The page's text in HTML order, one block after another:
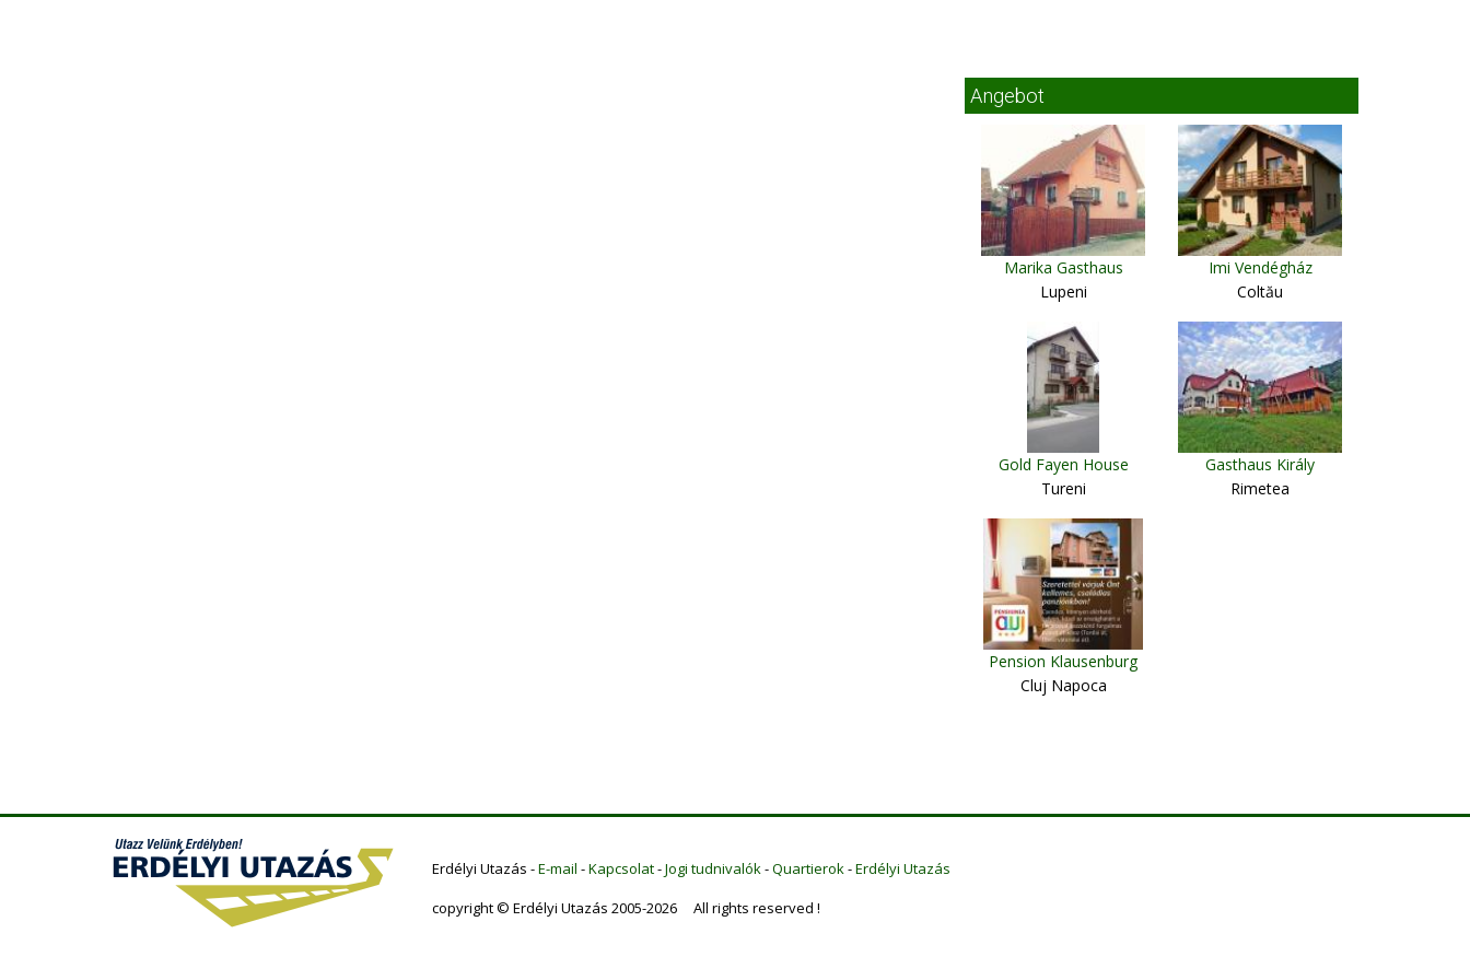
Angebot
Marika Gasthaus
Lupeni
Imi Vendégház
Coltău
Gold Fayen House
Tureni
Gasthaus Király
Rimetea
Pension Klausenburg
Cluj Napoca
Erdélyi Utazás -E-mail -Kapcsolat-Jogi tudnivalók-Quartierok-Erdélyi Utazás
copyright © Erdélyi Utazás 2005-2026 All rights reserved !